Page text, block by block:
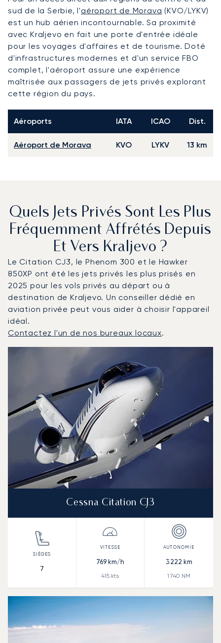
sud de la Serbie, l'aéroport de Morava (KVO/LYKV)
est un hub aérien incontournable. Sa proximité
avec Kraljevo en fait une porte d'entrée idéale
pour les voyages d'affaires et de tourisme. Doté
d'infrastructures modernes et d'un service FBO
complet, l'aéroport assure une expérience
maîtrisée aux passagers de jets privés explorant
cette région du pays.
Aéroports IATA ICAO Dist.
Aéroport de Morava KVO LYKV 13 km
Quels Jets Privés Sont Les Plus
Fréquemment Affrétés Depuis
Et Vers Kraljevo ?
Le Citation CJ3, le Phenom 300 et le Hawker
850XP ont été les jets privés les plus prisés en
2025 pour les vols privés au départ ou à
destination de Kraljevo. Un conseiller dédié en
aviation privée peut vous aider à choisir l'appareil
idéal.
Contactez l'un de nos bureaux locaux.
Modèle d'aéronef
Vitesse (nœuds)
Cessna Citation CJ3
7
769km/h
415 kts
3 222 km
1 740 NM